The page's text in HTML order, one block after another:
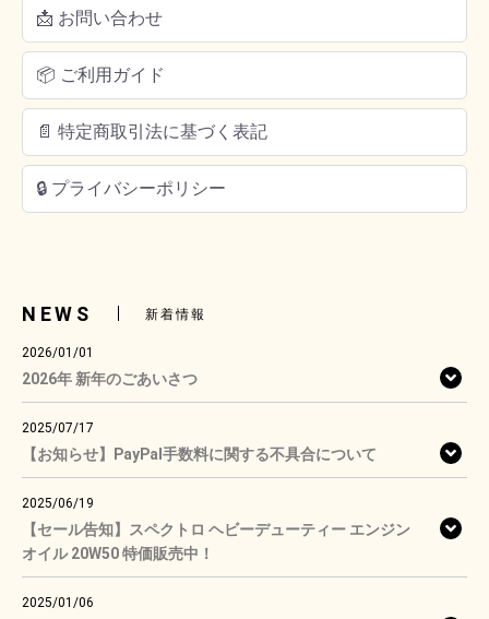
📩 お問い合わせ
📦 ご利用ガイド
📄 特定商取引法に基づく表記
🔒 プライバシーポリシー
NEWS 新着情報
2026/01/01
2026年 新年のごあいさつ
2025/07/17
【お知らせ】PayPal手数料に関する不具合について
2025/06/19
【セール告知】スペクトロ ヘビーデューティー エンジン
オイル 20W50 特価販売中！
2025/01/06